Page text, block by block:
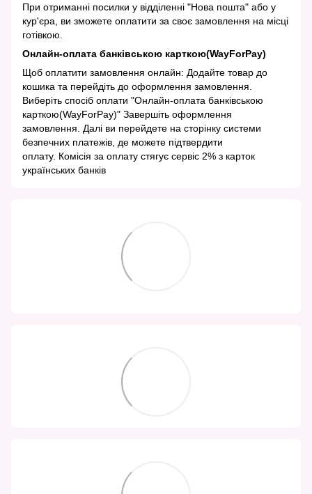
При отриманні посилки у відділенні "Нова пошта" або у
кур'єра, ви зможете оплатити за своє замовлення на місці
готівкою.
Онлайн-оплата банківською карткою(WayForPay)
Щоб оплатити замовлення онлайн: Додайте товар до
кошика та перейдіть до оформлення замовлення.
Виберіть спосіб оплати "Онлайн-оплата банківською
карткою(WayForPay)" Завершіть оформлення
замовлення. Далі ви перейдете на сторінку системи
безпечних платежів, де можете підтвердити
оплату. Комісія за оплату стягує сервіс 2% з карток
українських банків